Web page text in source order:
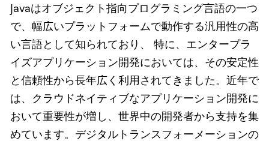
Javaはオブジェクト指向プログラミング言語の一つ
で、幅広いプラットフォームで動作する汎用性の高
い言語として知られており、 特に、エンタープラ
イズアプリケーション開発においては、その安定性
と信頼性から長年広く利用されてきました。近年で
は、クラウドネイティブなアプリケーション開発に
おいて重要性が増し、世界中の開発者から支持を集
めています。デジタルトランスフォーメーションの